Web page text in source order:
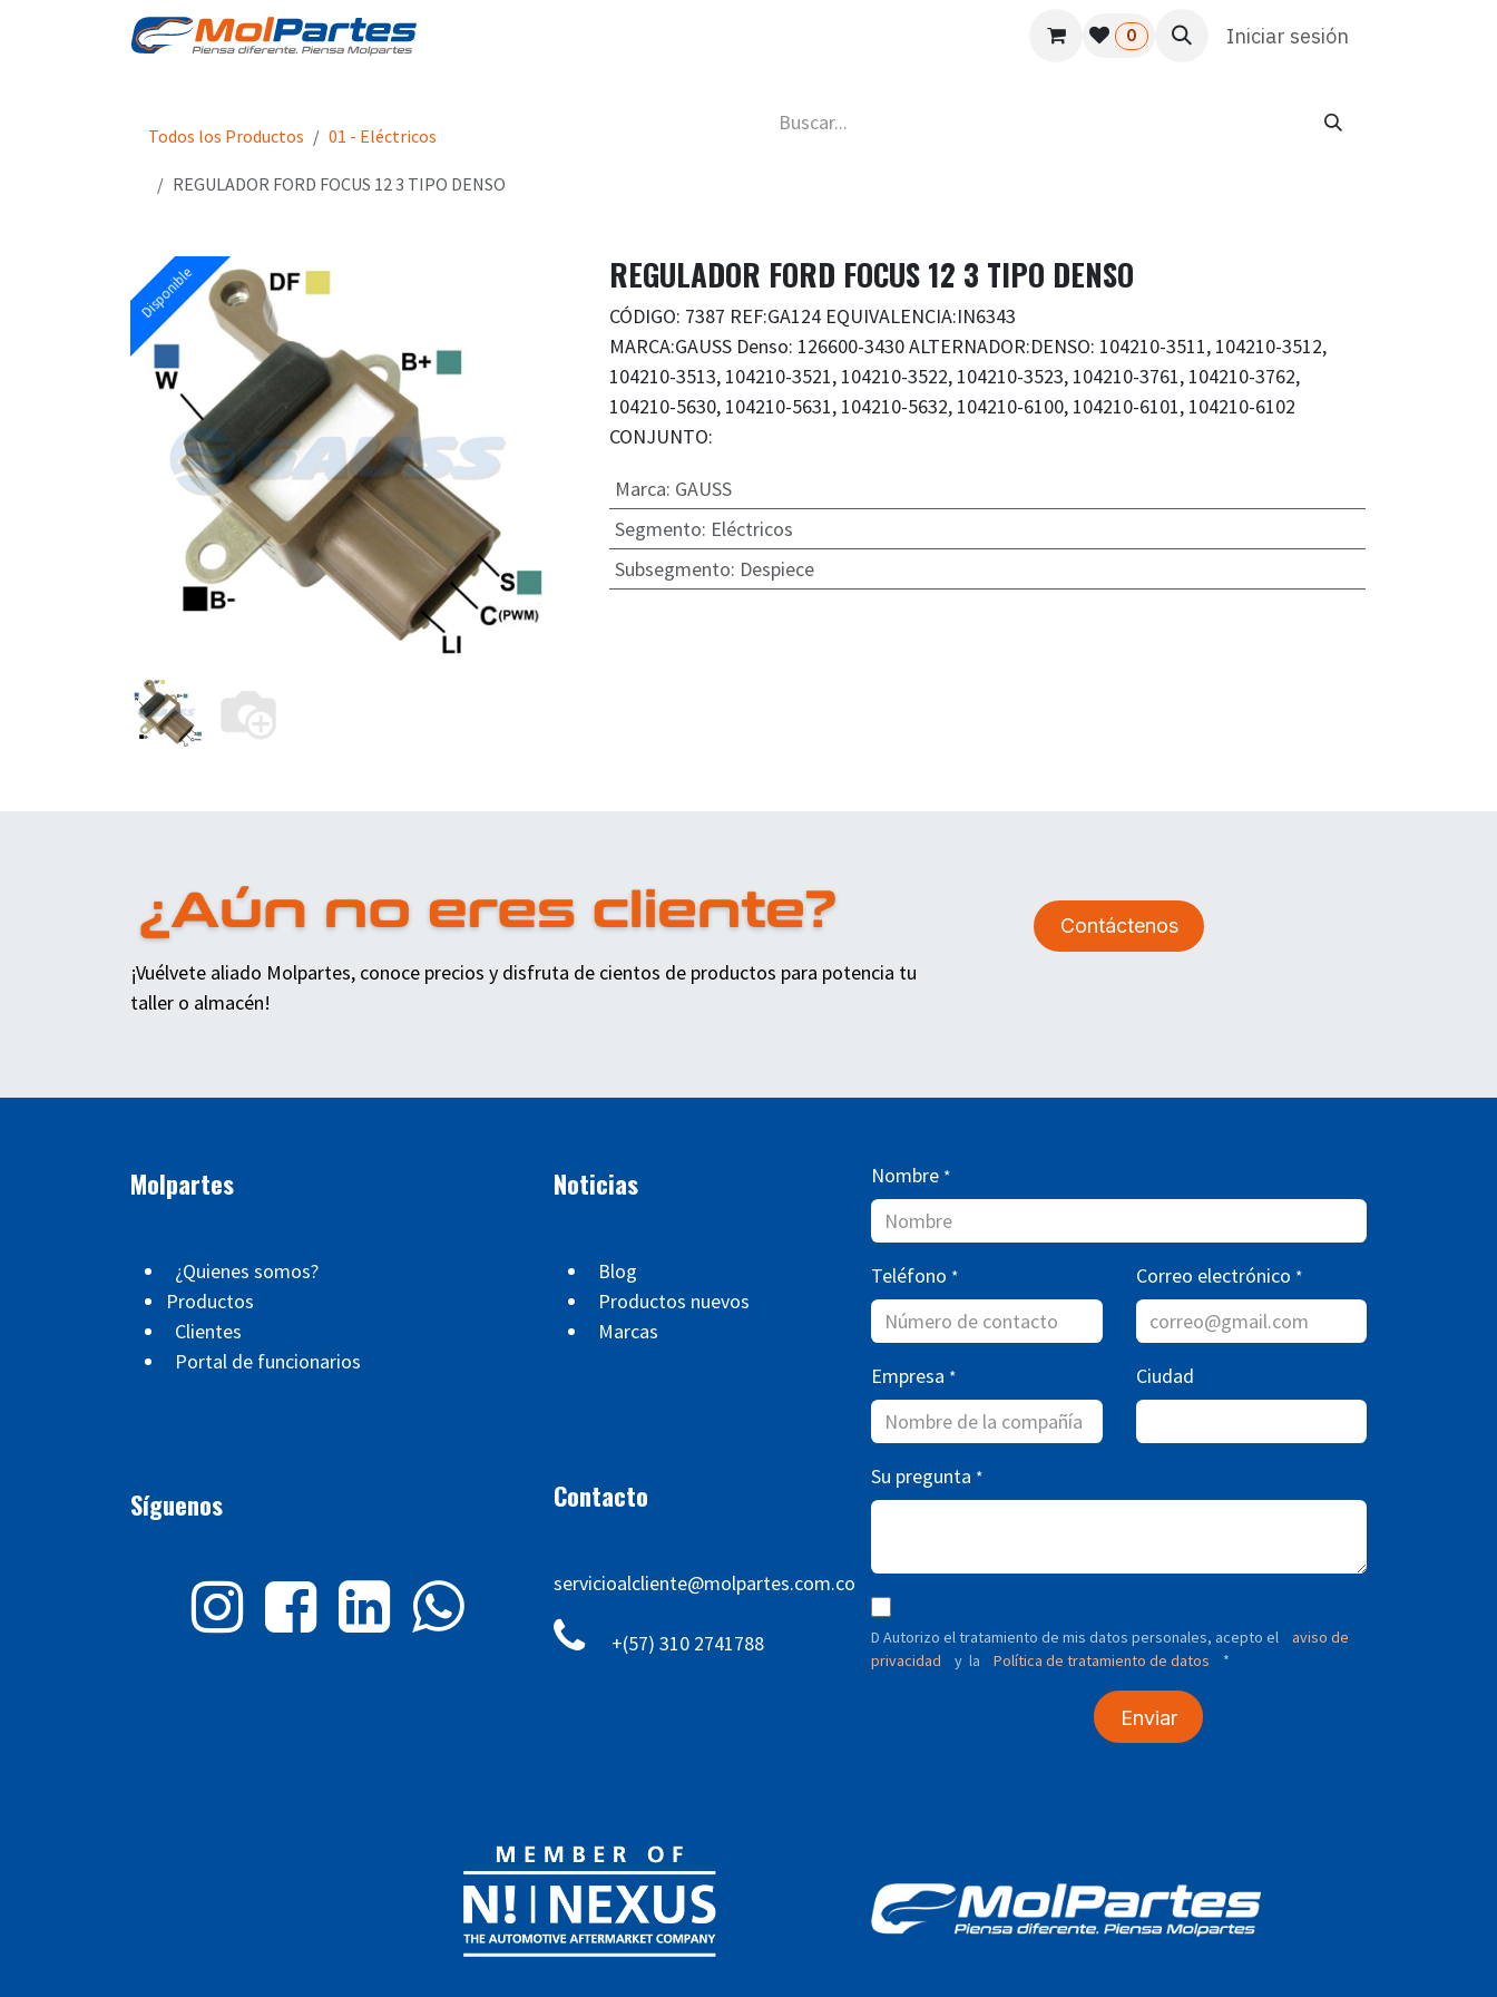
Usuario Atención al cliente HR
0 Iniciar sesión
Todos los Productos 01 - Eléctricos
REGULADOR FORD FOCUS 12 3 TIPO DENSO
Disponible
Disponible REGULADOR FORD FOCUS 12 3 TIPO DENSO
CÓDIGO: 7387 REF:GA124 EQUIVALENCIA:IN6343
MARCA:GAUSS Denso: 126600-3430 ALTERNADOR:DENSO: 104210-3511, 104210-3512,
104210-3513, 104210-3521, 104210-3522, 104210-3523, 104210-3761, 104210-3762,
104210-5630, 104210-5631, 104210-5632, 104210-6100, 104210-6101, 104210-6102
CONJUNTO:
Marca: GAUSS
Segmento: Eléctricos
Subsegmento: Despiece
¡Vuélvete aliado Molpartes, conoce precios y disfruta de cientos de productos para potencia tu
taller o almacén!
Contáctenos
Molpartes
¿Quienes somos?
Productos
Clientes
Portal de funcionarios
Síguenos
Noticias
Blog
Productos nuevos
Marcas
Contacto
servicioalcliente@molpartes.com.co
+(57) 310 2741788
Nombre *
Teléfono * Correo electrónico *
Empresa * Ciudad
Su pregunta *
D Autorizo ​​el tratamiento de mis datos personales, acepto el
aviso de
privacidad
y la Política de tratamiento de datos *
Enviar